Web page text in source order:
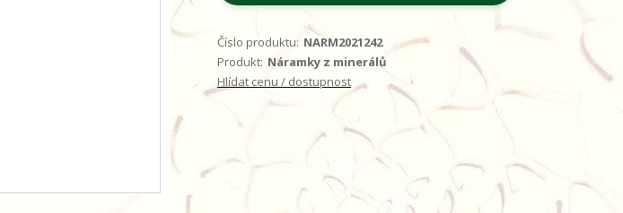
Číslo produktu: NARM2021242
Produkt: Náramky z minerálů
Hlídat cenu / dostupnost